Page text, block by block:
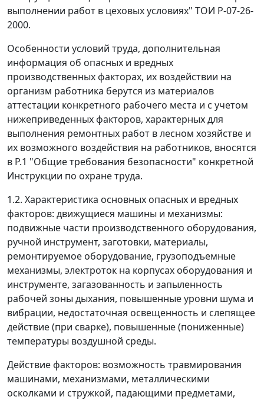
выполнении работ в цеховых условиях" ТОИ Р-07-26-
2000.
Особенности условий труда, дополнительная
информация об опасных и вредных
производственных факторах, их воздействии на
организм работника берутся из материалов
аттестации конкретного рабочего места и с учетом
нижеприведенных факторов, характерных для
выполнения ремонтных работ в лесном хозяйстве и
их возможного воздействия на работников, вносятся
в P.1 "Общие требования безопасности" конкретной
Инструкции по охране труда.
1.2. Характеристика основных опасных и вредных
факторов: движущиеся машины и механизмы:
подвижные части производственного оборудования,
ручной инструмент, заготовки, материалы,
ремонтируемое оборудование, грузоподъемные
механизмы, электроток на корпусах оборудования и
инструменте, загазованность и запыленность
рабочей зоны дыхания, повышенные уровни шума и
вибрации, недостаточная освещенность и слепящее
действие (при сварке), повышенные (пониженные)
температуры воздушной среды.
Действие факторов: возможность травмирования
машинами, механизмами, металлическими
осколками и стружкой, падающими предметами,